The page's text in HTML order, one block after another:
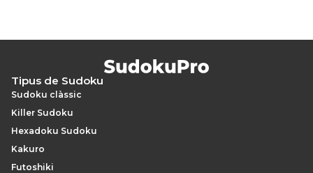
Tipus de Sudoku
Sudoku clàssic
Killer Sudoku
Hexadoku Sudoku
Kakuro
Futoshiki